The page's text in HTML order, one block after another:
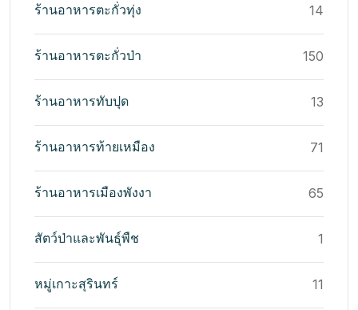
ร้านอาหารตะกั่วทุ่ง 14
ร้านอาหารตะกั่วป่า 150
ร้านอาหารทับปุด 13
ร้านอาหารท้ายเหมือง 71
ร้านอาหารเมืองพังงา 65
สัตว์ป่าและพันธุ์พืช 1
หมู่เกาะสุรินทร์ 11